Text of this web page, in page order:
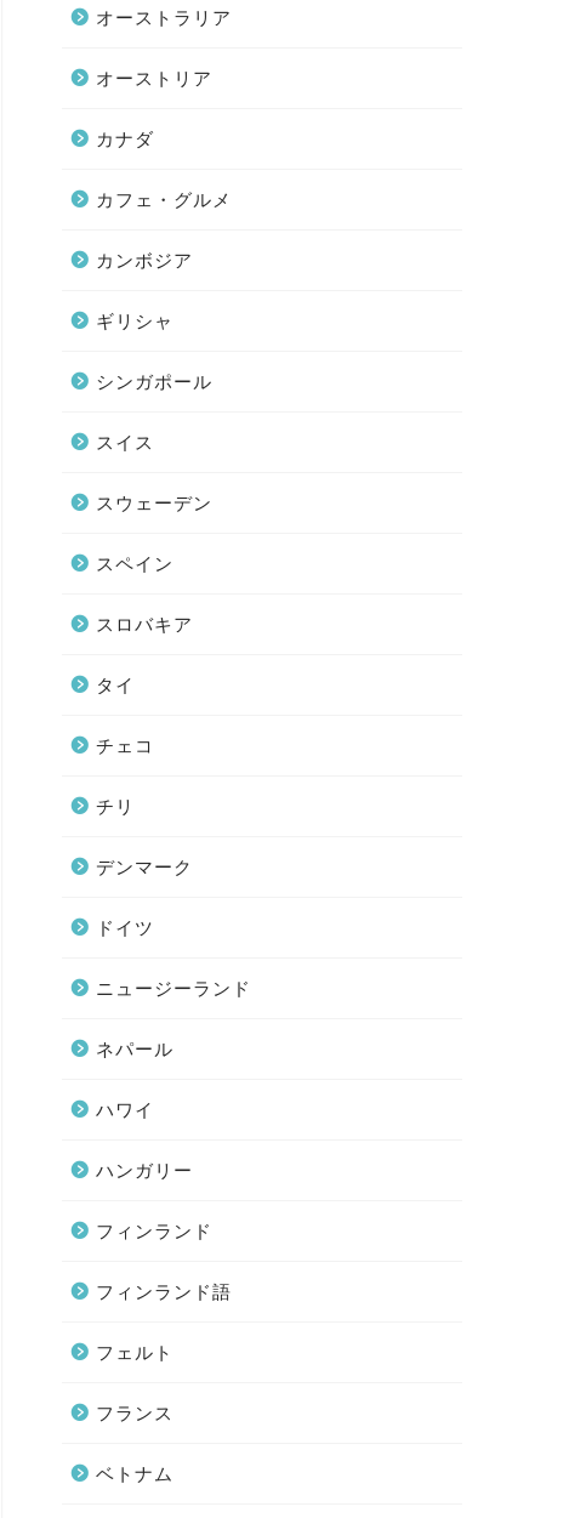
オーストラリア
オーストリア
カナダ
カフェ・グルメ
カンボジア
ギリシャ
シンガポール
スイス
スウェーデン
スペイン
スロバキア
タイ
チェコ
チリ
デンマーク
ドイツ
ニュージーランド
ネパール
ハワイ
ハンガリー
フィンランド
フィンランド語
フェルト
フランス
ベトナム